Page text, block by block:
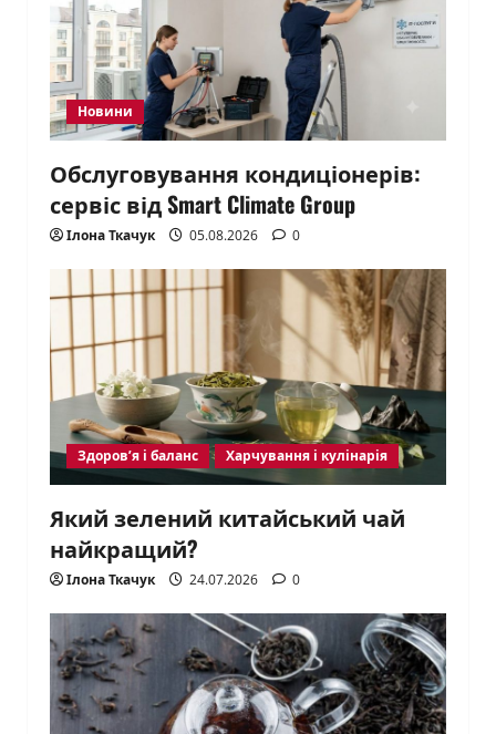
Новини
Обслуговування кондиціонерів:
сервіс від Smart Climate Group
Ілона Ткачук 05.08.2026 0
Здоров’я і баланс Харчування і кулінарія
Який зелений китайський чай
найкращий?
Ілона Ткачук 24.07.2026 0